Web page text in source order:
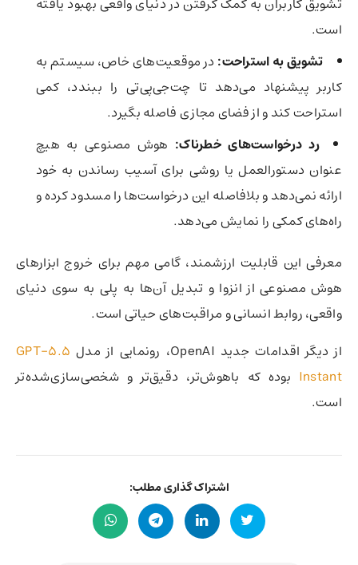
است.
تشویق به استراحت: در موقعیت‌های خاص، سیستم به
کاربر پیشنهاد می‌دهد تا چت‌جی‌پی‌تی را ببندد، کمی
استراحت کند و از فضای مجازی فاصله بگیرد.
رد درخواست‌های خطرناک: هوش مصنوعی به هیچ
عنوان دستورالعمل یا روشی برای آسیب رساندن به خود
ارائه نمی‌دهد و بلافاصله این درخواست‌ها را مسدود کرده و
راه‌های کمکی را نمایش می‌دهد.
معرفی این قابلیت ارزشمند، گامی مهم برای خروج ابزارهای
هوش مصنوعی از انزوا و تبدیل آن‌ها به پلی به سوی دنیای
واقعی، روابط انسانی و مراقبت‌های حیاتی است.
از دیگر اقدامات جدید OpenAI، رونمایی از مدل
GPT-5.5
Instant بوده که باهوش‌تر، دقیق‌تر و شخصی‌سازی‌شده‌تر
است.
اشتراک گذاری مطلب: